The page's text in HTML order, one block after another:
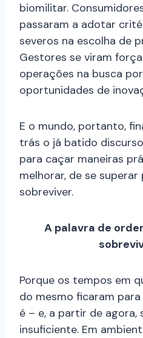
biomilitar.
passaram a adotar
severos na escolha de
Gestores se viram
operações na busca
oportunidades de
E o mundo, portanto,
trás o já batido
para caçar maneiras
melhorar, de se
sobreviver.
A palavra de
Porque os tempos em
do mesmo ficaram
é – e, a partir de agora,
insuficiente. Em